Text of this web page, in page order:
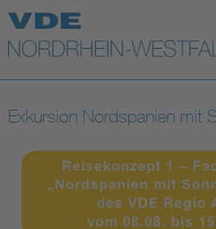
Top Themen
Weitere Themen
Exkursion Nordspanien mit